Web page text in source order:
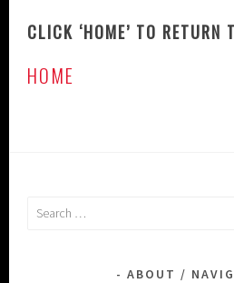
CLICK ‘HOME’ TO RETURN
HOME
Search
ABOUT /